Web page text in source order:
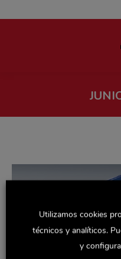
Utilizamos cookies
técnicos y analíticos.
y